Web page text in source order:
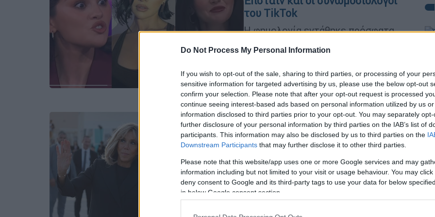
Do Not Process My Personal Information
If you wish to opt-out of the sale, sharing to third parties, or processing of your
sensitive information for targeted advertising by us, please use the below opt-out
confirm your selection. Please note that after your opt-out request is processed
continue seeing interest-based ads based on personal information utilized by us
information disclosed to third parties prior to your opt-out. You may separately
further disclosure of your personal information by third parties on the IAB’s list of
participants. This information may also be disclosed by us to third parties on the
Downstream Participants that may further disclose it to other third parties.
Please note that this website/app uses one or more Google services and may
information including but not limited to your visit or usage behaviour. You may
deny consent to Google and its third-party tags to use your data for below
in below Google consent section.
του TikTok
Η φημολογία εντάθηκε πρόσφατα,
ανεπιβεβαίωτο screenshot που
καταδικασμένου για σεξουαλικά
εγκλήματα, Τζέφρι Έπσταϊν
Κόσμος|18.09.2025 15:00
Η Μπριζίτ Μακρόν θα αποδείξει
στο δικαστήριο με επιστημονικά
στοιχεία ότι δεν γεννήθηκε
άνδρας
Αγωγή για συκοφαντική δυσφήμηση
μετά από επαναλαμβανόμενους
ισχυρισμούς περί αλλαγής φύλου της